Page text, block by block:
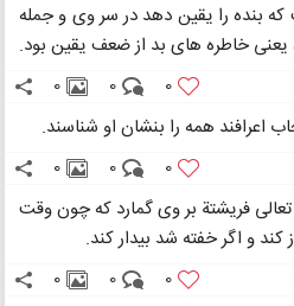
بنده را یقین دهد در سر وی و جمله
یعنی خاطره های بد از ضعف یقین بود.
0
0
0
همه را بنشان او شناسند.
0
0
0
فریشتة بر وی گمارد که چون وقت
کند و اگر خفته شد بیدار کند.
0
0
0